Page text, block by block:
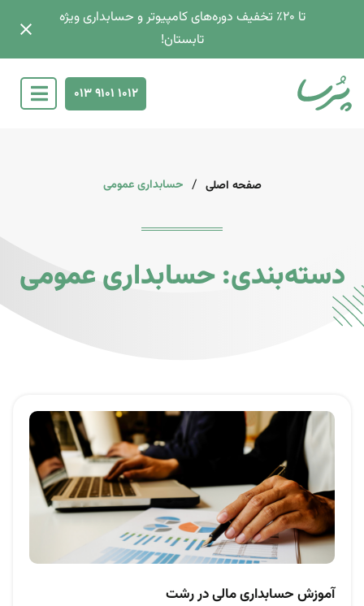
تا 2۰٪ تخفیف دوره‌های کامپیوتر و حسابداری ویژه
تابستان!
013 9101 1012
صفحه اصلی / حسابداری عمومی
دسته‌بندی: حسابداری عمومی
آموزش حسابداری مالی در رشت